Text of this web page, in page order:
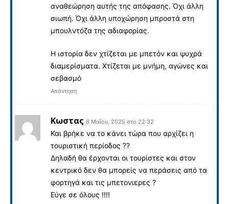
αναθεώρηση αυτής της απόφασης. Όχι άλλη
σιωπή. Όχι άλλη υποχώρηση μπροστά στη
μπουλντόζα της αδιαφορίας.
Η ιστορία δεν χτίζεται με μπετόν και ψυχρά
διαμερίσματα. Χτίζεται με μνήμη, αγώνες και
σεβασμό
Απάντηση
Κωστας 6 Μαΐου, 2025 στο 22:32
Και βρήκε να το κάνει τώρα που αρχίζει η
τουριστική περίοδος ??
Δηλαδή θα έρχονται οι τουρίστες και στον
κεντρικό δεν θα μπορείς να περάσεις από τα
φορτηγά και τις μπετονιερες ?
Εύγε σε όλους !!!!